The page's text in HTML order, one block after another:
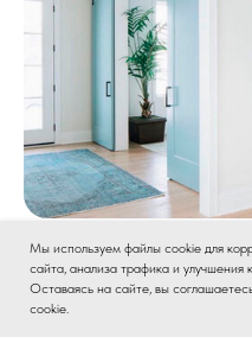
Дизайнерские двери
Варианты качественных
Быстро
Мы используем файлы cookie для
сайта, анализа трафика и улучшения
Оставаясь на сайте, вы
cookie.